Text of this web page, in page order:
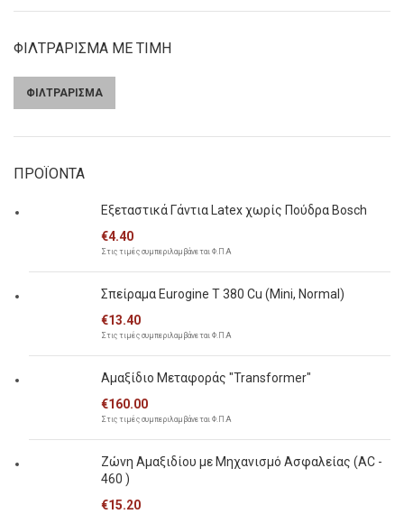
ΦΙΛΤΡΑΡΙΣΜΑ ΜΕ ΤΙΜΗ
Ελάχιστη
Μέγιστη
ΦΙΛΤΡΑΡΙΣΜΑ
ΠΡΟΪΟΝΤΑ
Εξεταστικά Γάντια Latex χωρίς Πούδρα Bosch
€4.40
Στις τιμές συμπεριλαμβάνεται Φ.Π.Α
Σπείραμα Eurogine Τ 380 Cu (Mini, Normal)
€13.40
Στις τιμές συμπεριλαμβάνεται Φ.Π.Α
Αμαξίδιο Μεταφοράς "Transformer"
€160.00
Στις τιμές συμπεριλαμβάνεται Φ.Π.Α
Ζώνη Αμαξιδίου με Μηχανισμό Ασφαλείας (AC -
460 )
€15.20